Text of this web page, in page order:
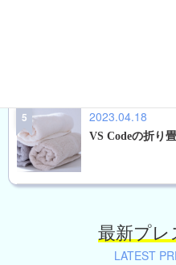
2023.04.18
VS Codeの折り
最新プレ
LATEST